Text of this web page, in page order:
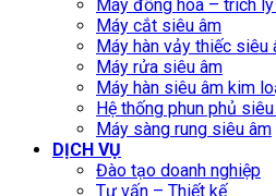
Máy đồng hóa – trích
Máy cắt siêu âm
Máy hàn vảy thiếc siêu
Máy rửa siêu âm
Máy hàn siêu âm kim
Hệ thống phun phủ
Máy sàng rung siêu âm
DỊCH VỤ
Đào tạo doanh nghiệp
Tư vấn – Thiết kế